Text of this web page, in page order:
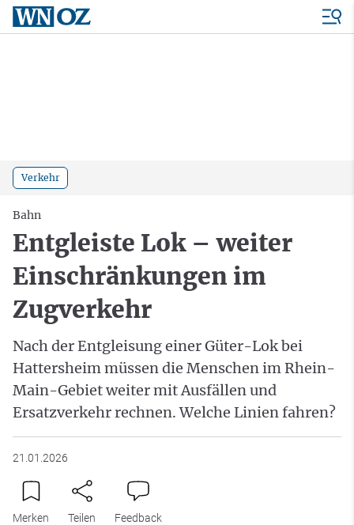
Verkehr
Bahn
Entgleiste Lok – weiter
Einschränkungen im
Zugverkehr
Nach der Entgleisung einer Güter-Lok bei
Hattersheim müssen die Menschen im Rhein-
Main-Gebiet weiter mit Ausfällen und
Ersatzverkehr rechnen. Welche Linien fahren?
21.01.2026
Merken Teilen Feedback